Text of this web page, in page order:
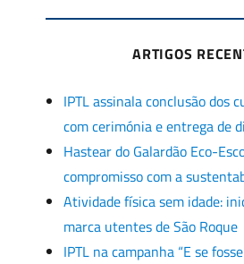
ARTIGOS
IPTL assinala conclusão dos
com cerimónia e entrega de
Hastear do Galardão Eco-
compromisso com a
Atividade física sem idade:
marca utentes de São Roque
IPTL na campanha “E se